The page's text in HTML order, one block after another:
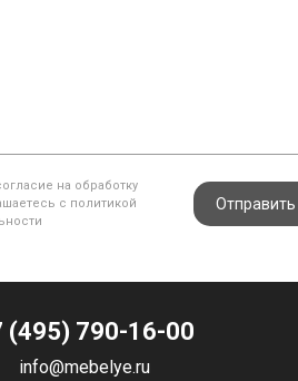
на обработку
с политикой
Отправить
(495) 790-16-00
info@mebelye.ru